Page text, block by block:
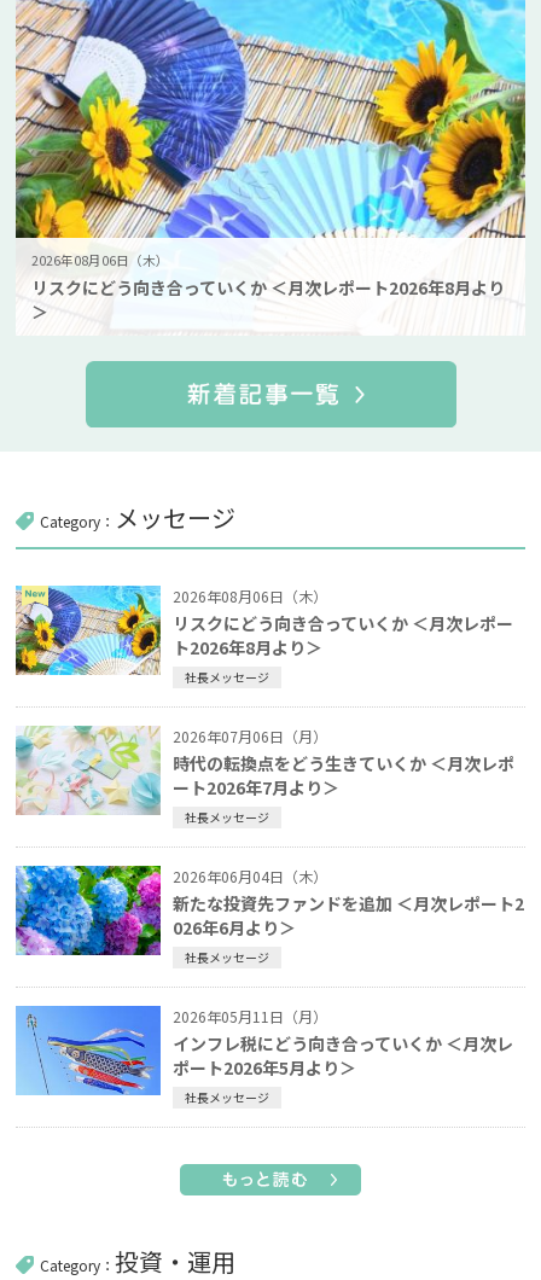
2026年08月06日（木）
リスクにどう向き合っていくか ＜月次レポート2026年8月より
＞
Category： メッセージ
2026年08月06日（木）
リスクにどう向き合っていくか ＜月次レポー
ト2026年8月より＞
社長メッセージ
2026年07月06日（月）
時代の転換点をどう生きていくか ＜月次レポ
ート2026年7月より＞
社長メッセージ
2026年06月04日（木）
新たな投資先ファンドを追加 ＜月次レポート2
026年6月より＞
社長メッセージ
2026年05月11日（月）
インフレ税にどう向き合っていくか ＜月次レ
ポート2026年5月より＞
社長メッセージ
Category：投資・運用